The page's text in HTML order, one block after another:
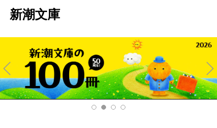
新潮文庫
Pre
v
Ne
xt